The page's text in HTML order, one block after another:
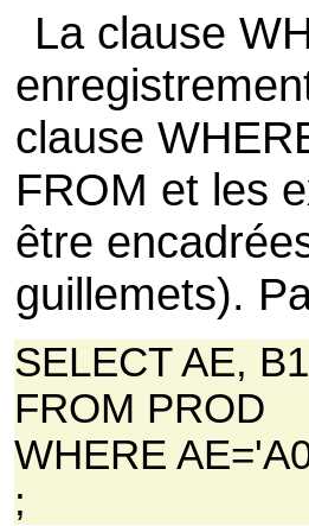
La clause
clause
FROM et les
être
guillemets).
SELECT AE, B1
FROM PROD
WHERE
;